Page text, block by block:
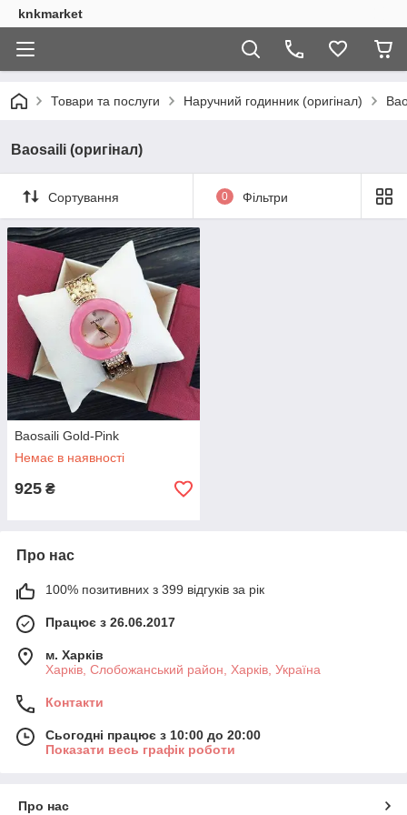
knkmarket
Товари та послуги Наручний годинник (оригінал)
Baosaili (оригінал)
Сортування 0 Фільтри
Baosaili Gold-Pink
Немає в наявності
925 ₴
Про нас
100% позитивних з 399 відгуків за рік
Працює з 26.06.2017
м. Харків
Харків, Слобожанський район, Харків, Україна
Контакти
Сьогодні працює з 10:00 до 20:00
Показати весь графік роботи
Про нас